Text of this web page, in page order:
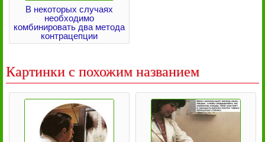
В некоторых случаях
необходимо
комбинировать два метода
контрацепции
Картинки с похожим названием